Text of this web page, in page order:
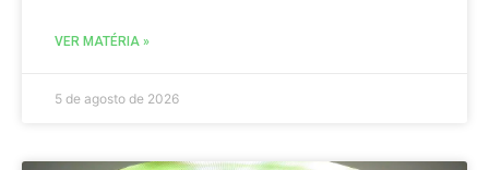
VER MATÉRIA »
5 de agosto de 2026